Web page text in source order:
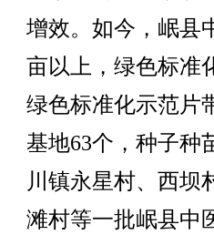
增效。如今，岷县
亩以上，绿色标准
绿色标准化示范片
基地63个，种子种
川镇永星村、西坝
滩村等一批岷县中